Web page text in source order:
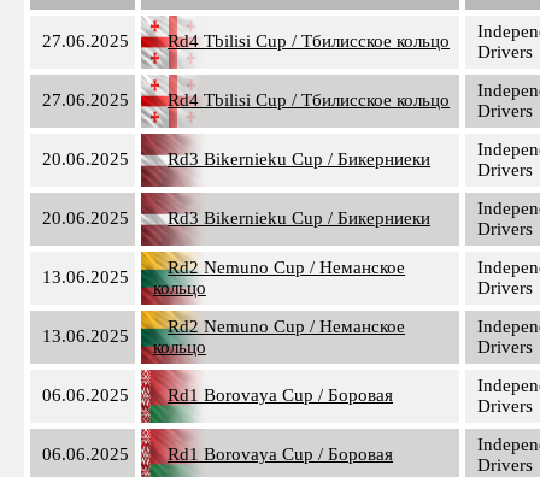
27.06.2025 Rd4 Tbilisi Cup / Тбилисское кольцо
Drivers
27.06.2025 Rd4 Tbilisi Cup / Тбилисское кольцо
Drivers
20.06.2025 Rd3 Bikernieku Cup / Бикерниеки
Drivers
20.06.2025 Rd3 Bikernieku Cup / Бикерниеки
Drivers
13.06.2025
Rd2 Nemuno Cup / Неманское
кольцо
Drivers
13.06.2025
Rd2 Nemuno Cup / Неманское
кольцо
Drivers
06.06.2025 Rd1 Borovaya Cup / Боровая
Drivers
06.06.2025 Rd1 Borovaya Cup / Боровая
Drivers